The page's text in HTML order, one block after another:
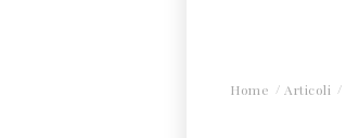
Home Articoli